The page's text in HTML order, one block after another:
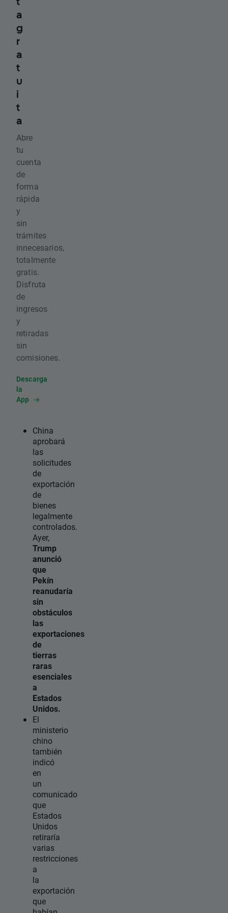
a
g
r
a
t
u
i
t
a
Abre
tu
cuenta
de
forma
rápida
y
sin
trámites
innecesarios,
totalmente
gratis.
Disfruta
de
ingresos
y
retiradas
sin
comisiones.
Descarga
la
App
China
aprobará
las
solicitudes
de
exportación
de
bienes
legalmente
controlados.
Ayer,
Trump
anunció
que
Pekín
reanudaría
sin
obstáculos
las
exportaciones
de
tierras
raras
esenciales
a
Estados
Unidos.
El
ministerio
chino
también
indicó
en
un
comunicado
que
Estados
Unidos
retiraría
varias
restricciones
a
la
exportación
que